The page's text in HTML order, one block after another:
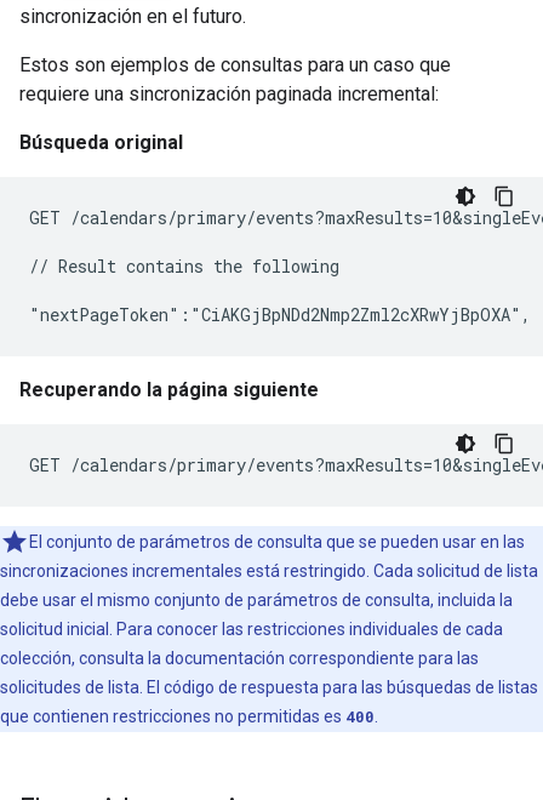
sincronización en el futuro.
Estos son ejemplos de consultas para un caso que
requiere una sincronización paginada incremental:
Búsqueda original
GET /calendars/primary/
// Result contains the following
Recuperando la página siguiente
El conjunto de parámetros de consulta que se pueden usar en las
sincronizaciones incrementales está restringido. Cada solicitud de lista
debe usar el mismo conjunto de parámetros de consulta, incluida la
solicitud inicial. Para conocer las restricciones individuales de cada
colección, consulta la documentación correspondiente para las
solicitudes de lista. El código de respuesta para las búsquedas de listas
que contienen restricciones no permitidas es 400